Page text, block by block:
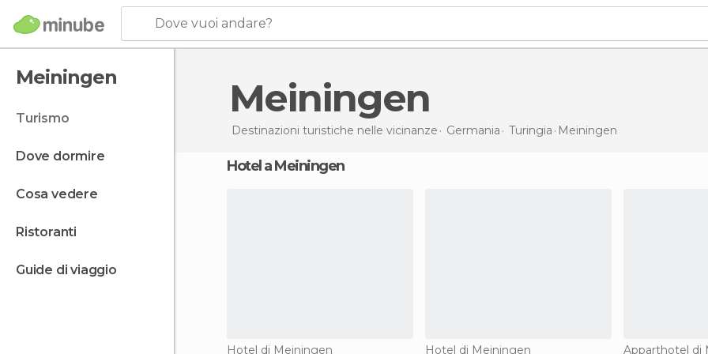
Dove vuoi andare?
Meiningen
turismo
dove dormire
cosa vedere
ristoranti
guide di viaggio
Meiningen
Destinazioni turistiche nelle vicinanze Germania Turingia Meiningen
Hotel a Meiningen
Hotel di Meiningen
Hotel di Meiningen
Apparthotel di